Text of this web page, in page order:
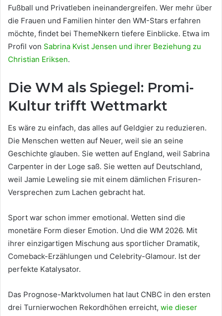
Fußball und Privatleben ineinandergreifen. Wer mehr über
die Frauen und Familien hinter den WM-Stars erfahren
möchte, findet bei ThemeNkern tiefere Einblicke. Etwa im
Profil von Sabrina Kvist Jensen und ihrer Beziehung zu
Christian Eriksen.
Die WM als Spiegel: Promi-
Kultur trifft Wettmarkt
Es wäre zu einfach, das alles auf Geldgier zu reduzieren.
Die Menschen wetten auf Neuer, weil sie an seine
Geschichte glauben. Sie wetten auf England, weil Sabrina
Carpenter in der Loge saß. Sie wetten auf Deutschland,
weil Jamie Leweling sie mit einem dämlichen Frisuren-
Versprechen zum Lachen gebracht hat.
Sport war schon immer emotional. Wetten sind die
monetäre Form dieser Emotion. Und die WM 2026. Mit
ihrer einzigartigen Mischung aus sportlicher Dramatik,
Comeback-Erzählungen und Celebrity-Glamour. Ist der
perfekte Katalysator.
Das Prognose-Marktvolumen hat laut CNBC in den ersten
drei Turnierwochen Rekordhöhen erreicht, wie dieser